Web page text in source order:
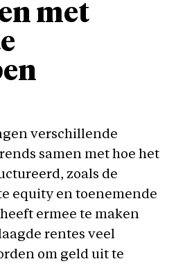
met
verschillende
samen met hoe het
zoals de
equity en toenemende
ermee te maken
rentes veel
om geld uit te